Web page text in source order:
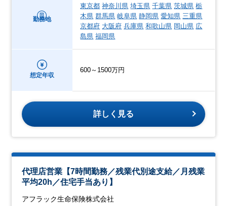
勤務地
東京都 神奈川県 埼玉県 千葉県 茨城県 栃
木県 群馬県 岐阜県 静岡県 愛知県 三重県
京都府 大阪府 兵庫県 和歌山県 岡山県 広
島県 福岡県
想定年収
600～1500万円
詳しく見る
代理店営業【7時間勤務／残業代別途支給／月残業
平均20h／住宅手当あり】
アフラック生命保険株式会社